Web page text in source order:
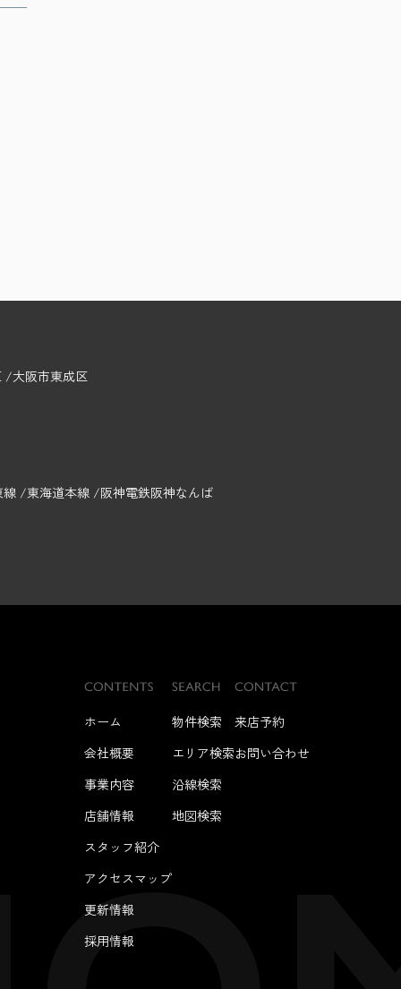
大阪市東成区
線 東海道本線 阪神電鉄阪神なんば
ホーム
会社概要
事業内容
店舗情報
スタッフ紹介
アクセスマップ
更新情報
採用情報
物件検索
エリア検索
沿線検索
地図検索
来店予約
お問い合わせ